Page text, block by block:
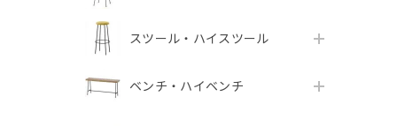
スツール・ハイスツール
ベンチ・ハイベンチ